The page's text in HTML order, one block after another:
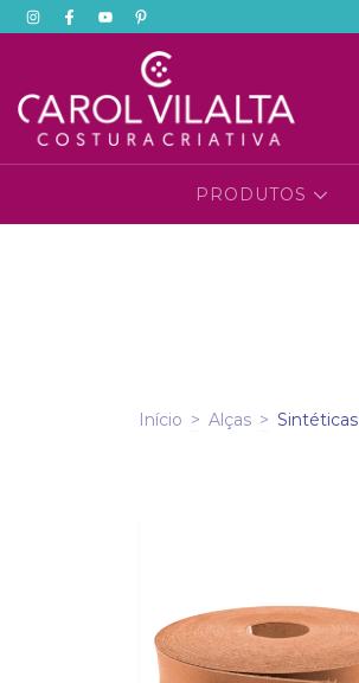
PRODUTOS
Início > Alças > Sintéticas